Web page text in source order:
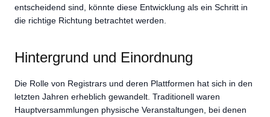
entscheidend sind, könnte diese Entwicklung als ein Schritt in
die richtige Richtung betrachtet werden.
Hintergrund und Einordnung
Die Rolle von Registrars und deren Plattformen hat sich in den
letzten Jahren erheblich gewandelt. Traditionell waren
Hauptversammlungen physische Veranstaltungen, bei denen